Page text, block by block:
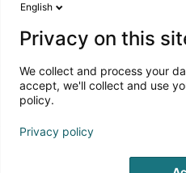
English
Privacy on this
We collect and process your
accept, we'll collect and use
policy.
Privacy policy